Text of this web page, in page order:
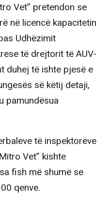
Vet” pretendon se
në licencë kapacitetin
Udhëzimit
të drejtorit të AUV-
duhej të ishte pjesë e
së këtij detaji,
pamundësua
të inspektorëve
Vet” kishte
fish më shumë se
qenve.